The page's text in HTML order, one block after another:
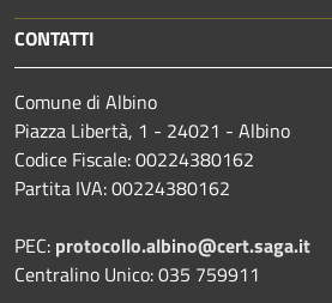
CONTATTI
Comune di Albino
Piazza Libertà, 1 - 24021 - Albino
Codice Fiscale: 00224380162
Partita IVA: 00224380162
PEC: protocollo.albino@cert.saga.it
Centralino Unico: 035 759911